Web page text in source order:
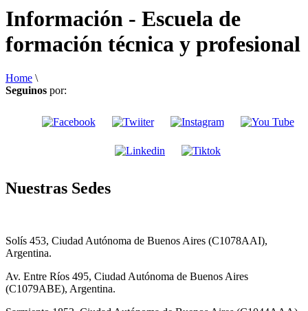
Información - Escuela de
formación técnica y profesional
Home \
Seguinos por:
Nuestras Sedes
Solís 453, Ciudad Autónoma de Buenos Aires (C1078AAI),
Argentina.
Av. Entre Ríos 495, Ciudad Autónoma de Buenos Aires
(C1079ABE), Argentina.